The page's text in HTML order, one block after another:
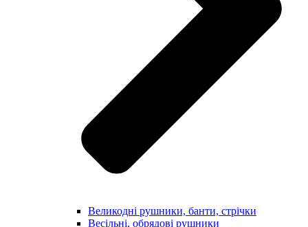
Великодні рушники, банти, стрічки
Весільні, обрядові рушники